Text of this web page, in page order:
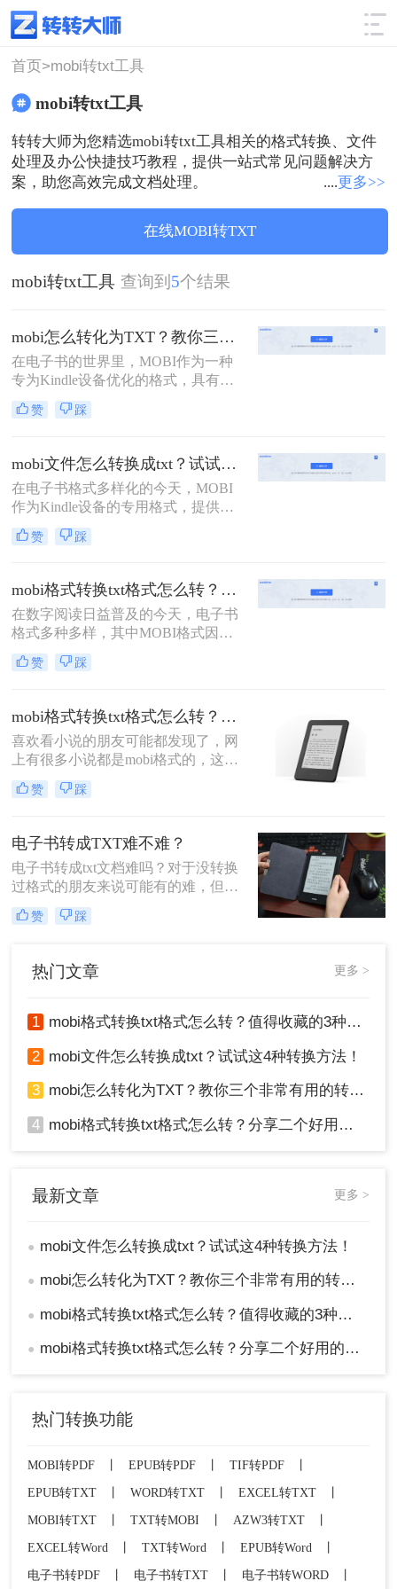
使用技巧 筛选
首页>mobi转txt工具
mobi转txt工具
转转大师为您精选mobi转txt工具相关的格式转换、文件
处理及办公快捷技巧教程，提供一站式常见问题解决方
案，助您高效完成文档处理。
....更多>>
在线MOBI转TXT
mobi转txt工具 查询到 5个结果
mobi怎么转化为TXT？教你三个非常有用的转换方法！
在电子书的世界里，MOBI作为一种
专为Kindle设备优化的格式，具有其
独特的排版和格式优势。然而，在某
些情况下，我们可能更倾向于将
文件，以便进行编辑、分享或在不支
持复杂电子书格式的设备上阅读。那
么mobi怎么转化为TXT呢？本文将详
细介绍几种将MOBI文件转化为TXT
文本文件的方法。
赞 踩
mobi文件怎么转换成txt？试试这4种转换方法！
在电子书格式多样化的今天，MOBI
作为Kindle设备的专用格式，提供了
优化的阅读体验。然而，有时我们可
能需要将MOBI文件转换为更通用的
在非Kindle设备上阅读。那么mobi文
件怎么转换成txt呢？本文将介绍四种
将MOBI文件转换为TXT文本的方
法，帮助读者根据自身需求选择最适
合的方式。
赞 踩
mobi格式转换txt格式怎么转？分享二个好用的方法！
在数字阅读日益普及的今天，电子书
格式多种多样，其中MOBI格式因其
与Kindle设备的紧密关联而广受欢
迎。然而，对于某些用户而言，TXT
力。TXT格式不仅易于编辑和分享，
还能在多种设备和阅读器上无缝打
开。因此，将MOBI格式转换为TXT
格式成为了一个常见的需求。那么
mobi格式转换txt格式怎么转呢？本文
将为您详细介绍几种实现这一转换的
赞 踩
mobi格式转换txt格式怎么转？值得收藏的3种方法介绍！
喜欢看小说的朋友可能都发现了，网
上有很多小说都是mobi格式的，这是
专门为kindle这款软件设计的，所以
mobi在其他平台或者软件是不能直接
以直接阅读的，既然不能阅读，我们
下载的小说就不能看了，这不是很麻
烦吗？那mobi格式转换txt格式怎么转
呢？下面一起看看吧。
赞 踩
电子书转成TXT难不难？
电子书转成txt文档难吗？对于没转换
过格式的朋友来说可能有的难，但是
对于经常转换格式的老油条来说，这
就不难了，你觉得难，可能是因为你
格式进行转换，其实转换格式已经不
再是什么难题了，借助工具的话，转
赞 踩
热门文章 更多 >
1 mobi格式转换txt格式怎么转？值得收藏的3种方法介绍！
2 mobi文件怎么转换成txt？试试这4种转换方法！
3 mobi怎么转化为TXT？教你三个非常有用的转换方法！
4 mobi格式转换txt格式怎么转？分享二个好用的方法！
最新文章 更多 >
● mobi文件怎么转换成txt？试试这4种转换方法！
● mobi怎么转化为TXT？教你三个非常有用的转换方法！
● mobi格式转换txt格式怎么转？值得收藏的3种方法介绍！
● mobi格式转换txt格式怎么转？分享二个好用的方法！
热门转换功能
MOBI转PDF EPUB转PDF TIF转PDF
EPUB转TXT
WORD转TXT EXCEL转TXT
MOBI转TXT
TXT转MOBI AZW3转TXT
EXCEL转Word
TXT转Word EPUB转Word
电子书转PDF
电子书转TXT 电子书转WORD